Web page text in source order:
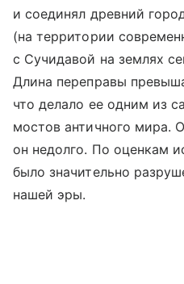
и соединял древний
(на территории
с Сучидавой на землях
Длина переправы
что делало ее одним из
мостов античного мира.
он недолго. По оценкам
было значительно
нашей эры.